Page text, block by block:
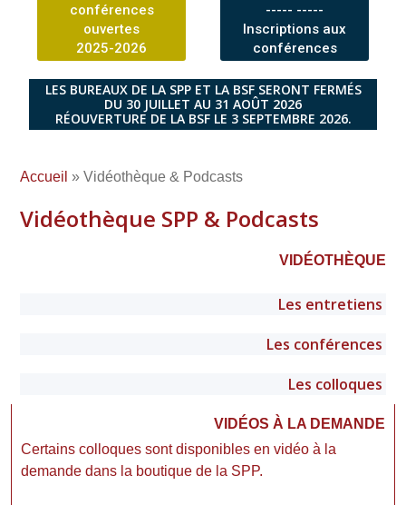
conférences
ouvertes
2025-2026
----- -----
Inscriptions aux
conférences
LES BUREAUX DE LA SPP ET LA BSF SERONT FERMÉS
DU 30 JUILLET AU 31 AOÛT 2026
RÉOUVERTURE DE LA BSF LE 3 SEPTEMBRE 2026.
Accueil » Vidéothèque & Podcasts
Vidéothèque SPP & Podcasts
VIDÉOTHÈQUE
Les entretiens
Les conférences
Les colloques​
VIDÉOS À LA DEMANDE
Certains colloques sont disponibles en vidéo à la
demande dans la boutique de la SPP.